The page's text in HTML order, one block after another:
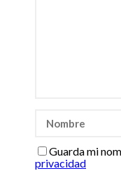
Guarda mi
privacidad